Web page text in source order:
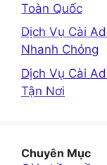
Toàn Quốc
Dịch Vụ Cài
Nhanh Chóng
Dịch Vụ Cài
Tận Nơi
Chuyên Mục